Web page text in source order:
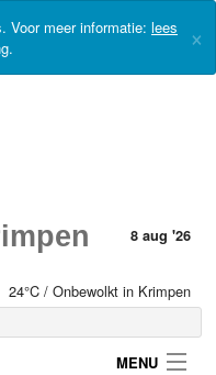
Voor meer informatie: lees
. ×
8 aug '26
24°C / Onbewolkt in Krimpen
MENU